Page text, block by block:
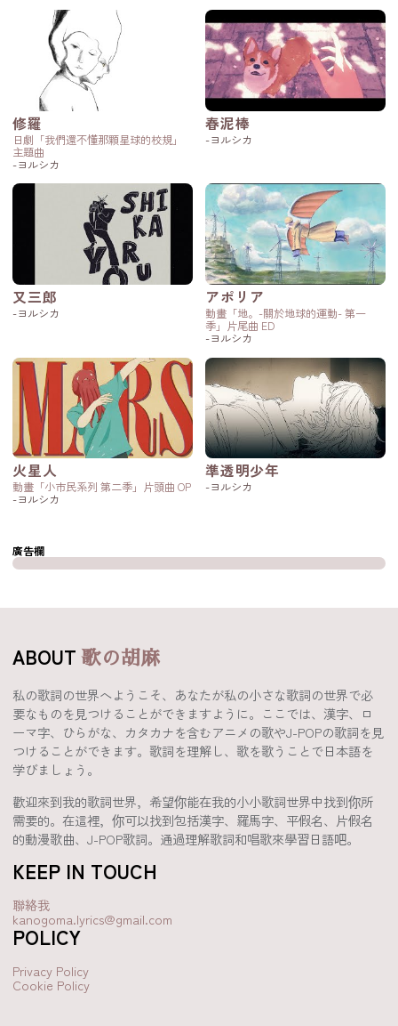
修羅
日劇「我們還不懂那顆星球的校規」
主題曲
-ヨルシカ
春泥棒
-ヨルシカ
又三郎
-ヨルシカ
アポリア
動畫「地。-關於地球的運動- 第一
季」片尾曲 ED
-ヨルシカ
火星人
動畫「小市民系列 第二季」片頭曲 OP
-ヨルシカ
準透明少年
-ヨルシカ
廣告欄
ABOUT歌の胡麻
私の歌詞の世界へようこそ、あなたが私の小さな歌詞の世界で必
要なものを見つけることができますように。ここでは、漢字、ロ
ーマ字、ひらがな、カタカナを含むアニメの歌やJ-POPの歌詞を見
つけることができます。歌詞を理解し、歌を歌うことで日本語を
学びましょう。
歡迎來到我的歌詞世界，希望你能在我的小小歌詞世界中找到你所
需要的。在這裡，你可以找到包括漢字、羅馬字、平假名、片假名
的動漫歌曲、J-POP歌詞。通過理解歌詞和唱歌來學習日語吧。
KEEP IN TOUCH
聯絡我
kanogoma.lyrics@gmail.com
POLICY
Privacy Policy
Cookie Policy